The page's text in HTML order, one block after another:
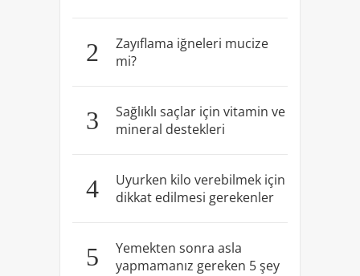
2
Zayıflama iğneleri mucize
mi?
3
Sağlıklı saçlar için vitamin ve
mineral destekleri
4
Uyurken kilo verebilmek için
dikkat edilmesi gerekenler
5
Yemekten sonra asla
yapmamanız gereken 5 şey